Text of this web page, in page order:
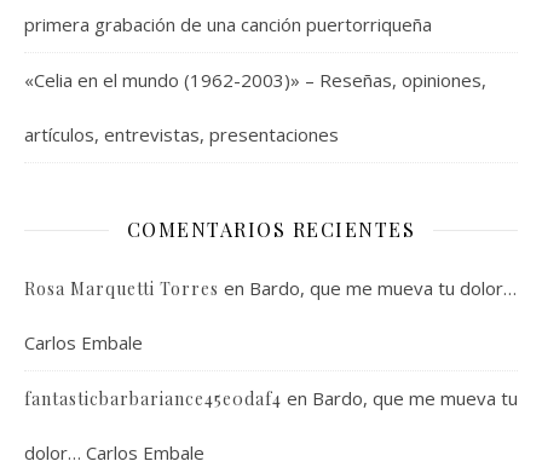
primera grabación de una canción puertorriqueña
«Celia en el mundo (1962-2003)» – Reseñas, opiniones,
artículos, entrevistas, presentaciones
COMENTARIOS RECIENTES
Rosa Marquetti Torres en Bardo, que me mueva tu dolor…
Carlos Embale
fantasticbarbariance45e0daf4 en Bardo, que me mueva tu
dolor… Carlos Embale